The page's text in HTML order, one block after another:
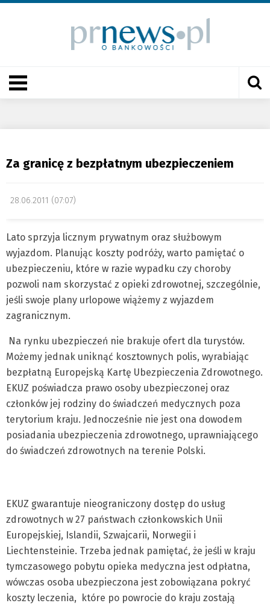
Za granicę z bezpłatnym ubezpieczeniem
28.06.2011 (07:07)
Lato sprzyja licznym prywatnym oraz służbowym
wyjazdom. Planując koszty podróży, warto pamiętać o
ubezpieczeniu, które w razie wypadku czy choroby
pozwoli nam skorzystać z opieki zdrowotnej, szczególnie,
jeśli swoje plany urlopowe wiążemy z wyjazdem
zagranicznym.
Na rynku ubezpieczeń nie brakuje ofert dla turystów.
Możemy jednak uniknąć kosztownych polis, wyrabiając
bezpłatną Europejską Kartę Ubezpieczenia Zdrowotnego.
EKUZ poświadcza prawo osoby ubezpieczonej oraz
członków jej rodziny do świadczeń medycznych poza
terytorium kraju. Jednocześnie nie jest ona dowodem
posiadania ubezpieczenia zdrowotnego, uprawniającego
do świadczeń zdrowotnych na terenie Polski.
EKUZ gwarantuje nieograniczony dostęp do usług
zdrowotnych w 27 państwach członkowskich Unii
Europejskiej, Islandii, Szwajcarii, Norwegii i
Liechtensteinie. Trzeba jednak pamiętać, że jeśli w kraju
tymczasowego pobytu opieka medyczna jest odpłatna,
wówczas osoba ubezpieczona jest zobowiązana pokryć
koszty leczenia, które po powrocie do kraju zostają